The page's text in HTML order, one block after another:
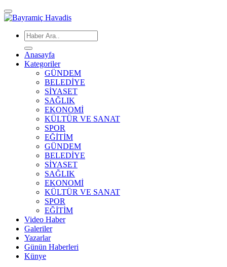
Anasayfa
Kategoriler
GÜNDEM
BELEDİYE
SİYASET
SAĞLIK
EKONOMİ
KÜLTÜR VE SANAT
SPOR
EĞİTİM
GÜNDEM
BELEDİYE
SİYASET
SAĞLIK
EKONOMİ
KÜLTÜR VE SANAT
SPOR
EĞİTİM
Video Haber
Galeriler
Yazarlar
Günün Haberleri
Künye